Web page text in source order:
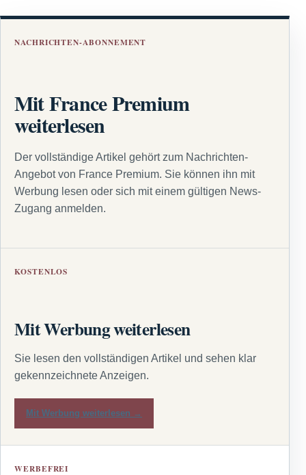
NACHRICHTEN-ABONNEMENT
Mit France Premium
weiterlesen
Der vollständige Artikel gehört zum Nachrichten-
Angebot von France Premium. Sie können ihn mit
Werbung lesen oder sich mit einem gültigen News-
Zugang anmelden.
KOSTENLOS
Mit Werbung weiterlesen
Sie lesen den vollständigen Artikel und sehen klar
gekennzeichnete Anzeigen.
Mit Werbung weiterlesen →
WERBEFREI